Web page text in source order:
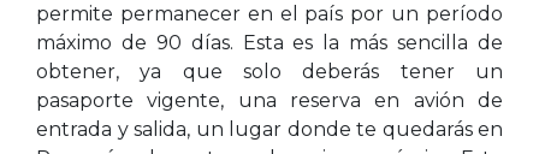
permite permanecer en el país por un período
máximo de 90 días. Esta es la más sencilla de
obtener, ya que solo deberás tener un
pasaporte vigente, una reserva en avión de
entrada y salida, un lugar donde te quedarás en